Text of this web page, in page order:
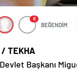
0
BEĞENDİM
/ TEKHA
Başkanı